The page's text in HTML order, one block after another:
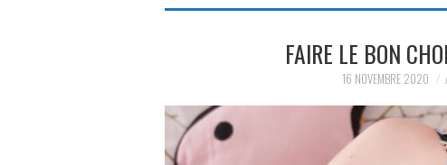
FAIRE LE BON
16 NOVEMBRE 2020